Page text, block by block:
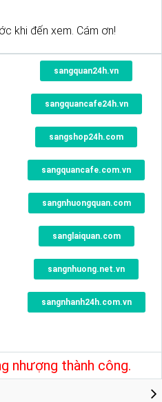
khi đến xem. Cám ơn!
sangquan24h.vn
sangquancafe24h.vn
sangshop24h.com
sangquancafe.com.vn
sangnhuongquan.com
sanglaiquan.com
sangnhuong.net.vn
sangnhanh24h.com.vn
nhượng thành công.